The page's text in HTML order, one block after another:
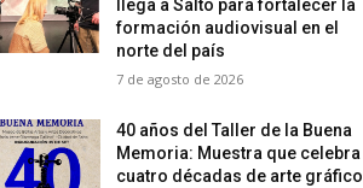
llega a Salto para fortalecer la
formación audiovisual en el
norte del país
7 de agosto de 2026
40 años del Taller de la Buena
Memoria: Muestra que celebra
cuatro décadas de arte gráfico